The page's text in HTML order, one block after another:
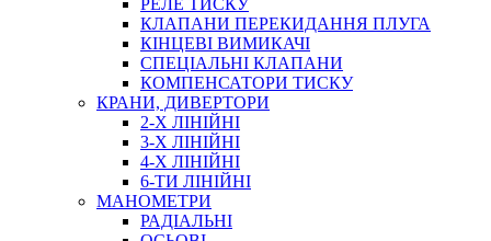
ПРУЖИННІ
НЕЙЛОНОВІ
ПРОРЕЗИНЕНІ
АВТОТОВАРИ
РЕЛЕ ТИСКУ
КЛАПАНИ ПЕРЕКИДАННЯ ПЛУГА
КІНЦЕВІ ВИМИКАЧІ
СПЕЦІАЛЬНІ КЛАПАНИ
КОМПЕНСАТОРИ ТИСКУ
КРАНИ, ДИВЕРТОРИ
2-Х ЛІНІЙНІ
3-Х ЛІНІЙНІ
4-Х ЛІНІЙНІ
6-ТИ ЛІНІЙНІ
МАНОМЕТРИ
РАДІАЛЬНІ